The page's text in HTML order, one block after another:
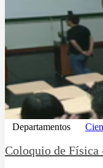
Departamentos
Coloquio de Física